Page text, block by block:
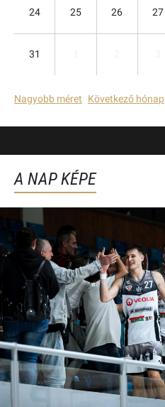
24 25 26 27
31
Nagyobb méret Következő hónap
A NAP KÉPE